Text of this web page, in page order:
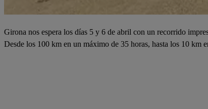
Girona nos espera los días 5 y 6 de abril con un recorrido
Desde los 100 km en un máximo de 35 horas, hasta los 10 km